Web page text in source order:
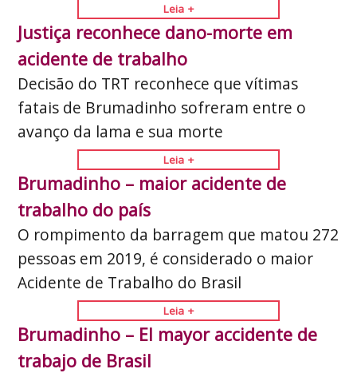
Leia +
Justiça reconhece dano-morte em
acidente de trabalho
Decisão do TRT reconhece que vítimas
fatais de Brumadinho sofreram entre o
avanço da lama e sua morte
Leia +
Brumadinho – maior acidente de
trabalho do país
O rompimento da barragem que matou 272
pessoas em 2019, é considerado o maior
Acidente de Trabalho do Brasil
Leia +
Brumadinho – El mayor accidente de
trabajo de Brasil